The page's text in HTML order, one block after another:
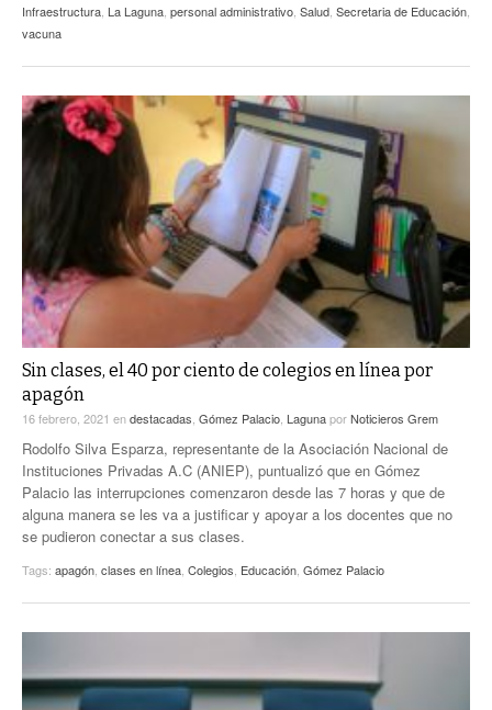
Infraestructura La Laguna personal administrativo Salud Secretaria de Educación
vacuna
Sin clases, el 40 por ciento de colegios en línea por
apagón
16 febrero, 2021 endestacadas Gómez Palacio LagunaporNoticieros Grem
Rodolfo Silva Esparza, representante de la Asociación Nacional de
Instituciones Privadas A.C (ANIEP), puntualizó que en Gómez
Palacio las interrupciones comenzaron desde las 7 horas y que de
alguna manera se les va a justificar y apoyar a los docentes que no
se pudieron conectar a sus clases.
Tags: apagón clases en línea Colegios Educación Gómez Palacio